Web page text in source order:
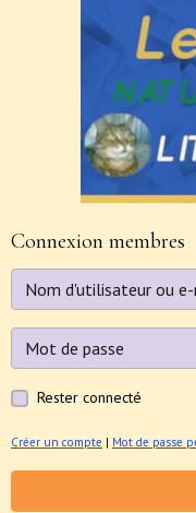
Connexion membres
Rester connecté
Créer un compte | Mot de passe